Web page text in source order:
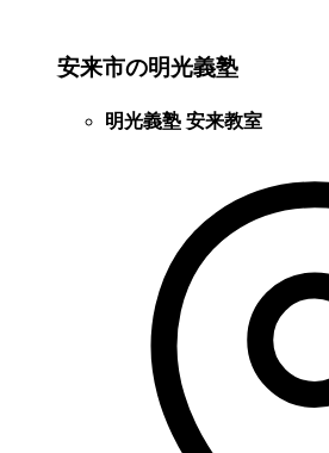
安来市の明光義塾
明光義塾 安来教室